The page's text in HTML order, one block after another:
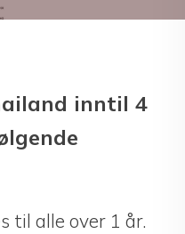
inntil 4
til alle over 1 år.